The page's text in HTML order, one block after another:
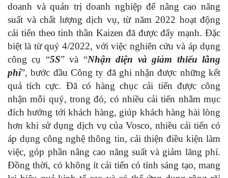
doanh và quản trị doanh nghiệp để nâng cao năng
suất và chất lượng dịch vụ, từ năm 2022 hoạt động
cải tiến theo tinh thần Kaizen đã được đẩy mạnh. Đặc
biệt là từ quý 4/2022, với việc nghiên cứu và áp dụng
công cụ “5S” và “Nhận diện và giảm thiểu lãng
phí”, bước đầu Công ty đã ghi nhận được những kết
quả tích cực. Đã có hàng chục cải tiến được công
nhận mỗi quý, trong đó, có nhiều cải tiến nhằm mục
đích hướng tới khách hàng, giúp khách hàng hài lòng
hơn khi sử dụng dịch vụ của Vosco, nhiều cải tiến có
áp dụng công nghệ thông tin, cải thiện điều kiện làm
việc, góp phần nâng cao năng suất và giảm lãng phí.
Đồng thời, có không ít cải tiến có tính sáng tạo, mang